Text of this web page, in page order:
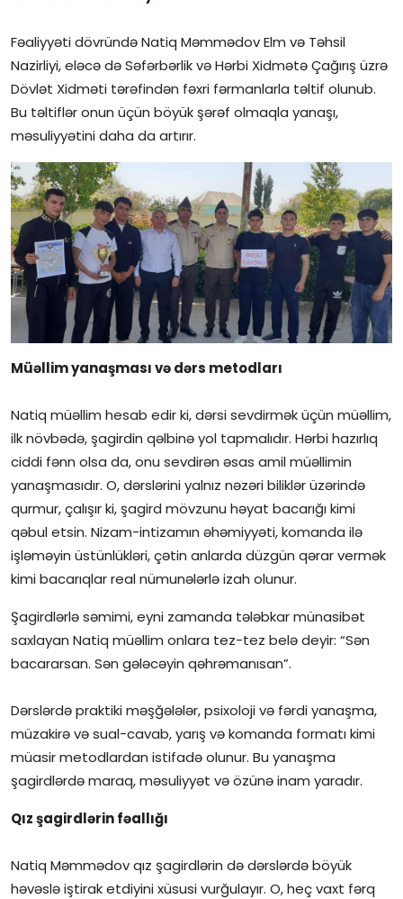
Fəaliyyəti dövründə Natiq Məmmədov Elm və Təhsil
Nazirliyi, eləcə də Səfərbərlik və Hərbi Xidmətə Çağırış üzrə
Dövlət Xidməti tərəfindən fəxri fərmanlarla təltif olunub.
Bu təltiflər onun üçün böyük şərəf olmaqla yanaşı,
məsuliyyətini daha da artırır.
Müəllim yanaşması və dərs metodları
Natiq müəllim hesab edir ki, dərsi sevdirmək üçün müəllim,
ilk növbədə, şagirdin qəlbinə yol tapmalıdır. Hərbi hazırlıq
ciddi fənn olsa da, onu sevdirən əsas amil müəllimin
yanaşmasıdır. O, dərslərini yalnız nəzəri biliklər üzərində
qurmur, çalışır ki, şagird mövzunu həyat bacarığı kimi
qəbul etsin. Nizam-intizamın əhəmiyyəti, komanda ilə
işləməyin üstünlükləri, çətin anlarda düzgün qərar vermək
kimi bacarıqlar real nümunələrlə izah olunur.
Şagirdlərlə səmimi, eyni zamanda tələbkar münasibət
saxlayan Natiq müəllim onlara tez-tez belə deyir: “Sən
bacararsan. Sən gələcəyin qəhrəmanısan”.
Dərslərdə praktiki məşğələlər, psixoloji və fərdi yanaşma,
müzakirə və sual-cavab, yarış və komanda formatı kimi
müasir metodlardan istifadə olunur. Bu yanaşma
şagirdlərdə maraq, məsuliyyət və özünə inam yaradır.
Qız şagirdlərin fəallığı
Natiq Məmmədov qız şagirdlərin də dərslərdə böyük
həvəslə iştirak etdiyini xüsusi vurğulayır. O, heç vaxt fərq